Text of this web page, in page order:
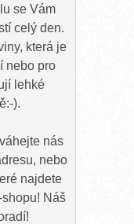
se Vám
celý den.
která je
nebo pro
lehké
).
nás
nebo
najdete
Náš